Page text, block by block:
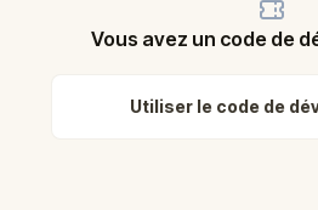
Vous avez un code de
Utiliser le code de